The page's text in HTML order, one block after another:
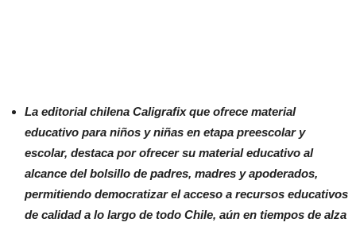
La editorial chilena Caligrafix que ofrece material
educativo para niños y niñas en etapa preescolar y
escolar, destaca por ofrecer su material educativo al
alcance del bolsillo de padres, madres y apoderados,
permitiendo democratizar el acceso a recursos educativos
de calidad a lo largo de todo Chile, aún en tiempos de alza